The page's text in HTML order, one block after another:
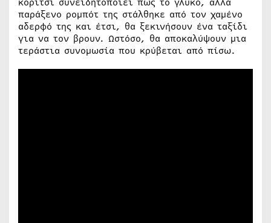
παράξενο ρομπότ της στάλθηκε από τον χαμένο
αδερφό της και έτσι, θα ξεκινήσουν ένα ταξίδι
για να τον βρουν. Ωστόσο, θα αποκαλύψουν μια
τεράστια συνομωσία που κρύβεται από πίσω.